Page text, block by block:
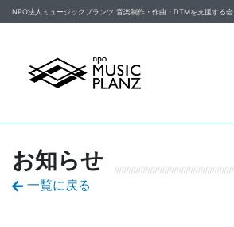
Skip to content
NPO法人ミュージックプランツ 音楽制作・作曲・DTMを支援する会
お知らせ
一覧に戻る